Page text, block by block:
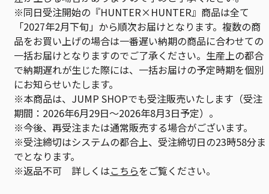
※同日受注開始の『HUNTER×HUNTER』商品は全て
「2027年2月下旬」から順次お届けとなります。複数の商
品をお買い上げの場合は一番遅い納期の商品に合わせての
一括お届けとなりますのでご了承ください。生産上の都合
で納期遅れが生じた際には、一括お届けの予定時期を個別
にお知らせいたします。
※本商品は、JUMP SHOPでも受注販売いたします（受注
期間：2026年6月29日～2026年8月3日予定）。
※今後、再受注または通常販売する場合がございます。
※受注締切はシステムの都合上、受注締切日の23時58分ま
でとなります。
※返品不可 詳しくはこちらをご覧ください。